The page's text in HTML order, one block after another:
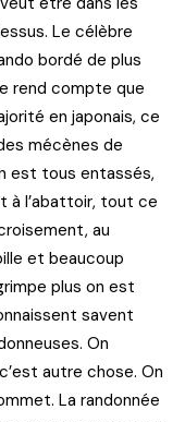
Le célèbre
bordé de plus
rend compte que
en japonais, ce
mécènes de
est tous entassés,
à l’abattoir, tout ce
au
et beaucoup
plus on est
savent
On
autre chose. On
La randonnée